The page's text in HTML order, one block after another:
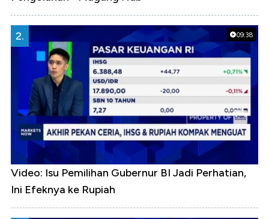
09:38
2.
Video: Isu Pemilihan Gubernur BI Jadi Perhatian,
Ini Efeknya ke Rupiah